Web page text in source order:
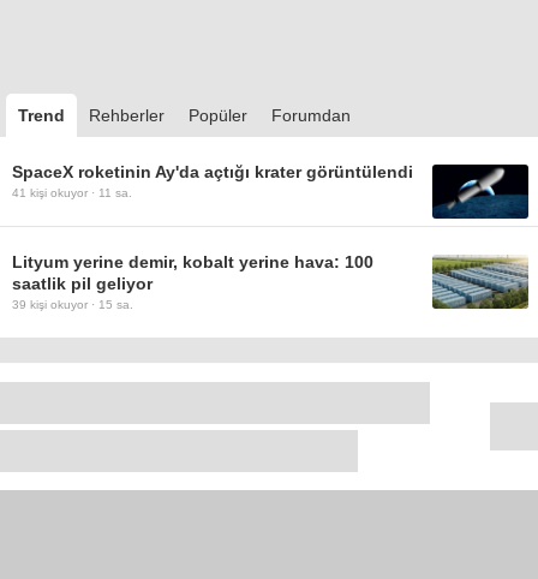
Trend Rehberler Popüler Forumdan
SpaceX roketinin Ay'da açtığı krater görüntülendi
41 kişi okuyor · 11 sa.
Lityum yerine demir, kobalt yerine hava: 100
saatlik pil geliyor
39 kişi okuyor · 15 sa.